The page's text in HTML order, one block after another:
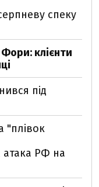
спеку
клієнти
під
"плівок
атака РФ на